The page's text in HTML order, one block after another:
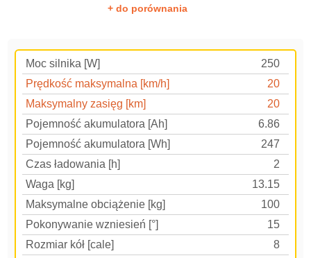
+ do porównania
Moc silnika [W]
250
Prędkość maksymalna [km/h]
20
Maksymalny zasięg [km]
20
Pojemność akumulatora [Ah]
6.86
Pojemność akumulatora [Wh]
247
Czas ładowania [h]
2
Waga [kg]
13.15
Maksymalne obciążenie [kg]
100
Pokonywanie wzniesień [°]
15
Rozmiar kół [cale]
8